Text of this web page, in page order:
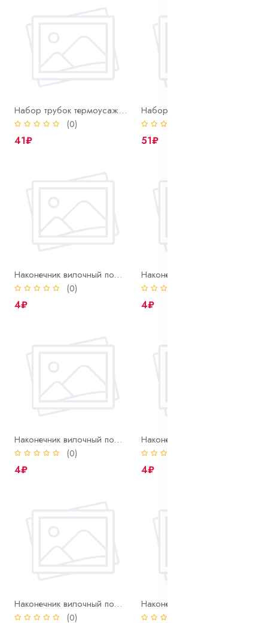
Набор трубок термоусаж. черных 2/1, 10шт. по 100мм.
(0)
41₽ 51₽
Наконечник вилочный под болт М3, S=0,25-1,5 мм2
(0)
4₽ 4₽
Наконечник вилочный под болт М4, S=1,0-2,5 мм2
(0)
4₽ 4₽
Наконечник вилочный под болт М5, S=1,0-2,5 мм2
(0)